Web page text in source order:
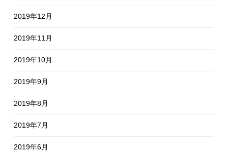
2019年12月
2019年11月
2019年10月
2019年9月
2019年8月
2019年7月
2019年6月